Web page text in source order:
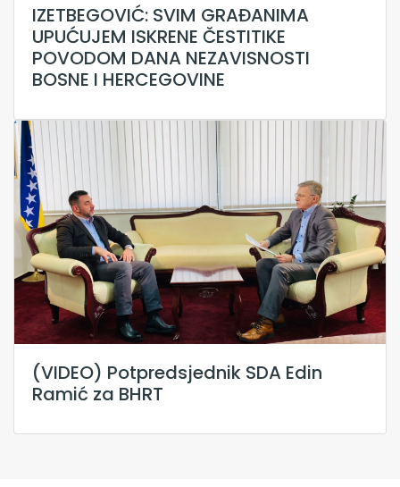
IZETBEGOVIĆ: SVIM GRAĐANIMA
UPUĆUJEM ISKRENE ČESTITIKE
POVODOM DANA NEZAVISNOSTI
BOSNE I HERCEGOVINE
(VIDEO) Potpredsjednik SDA Edin
Ramić za BHRT